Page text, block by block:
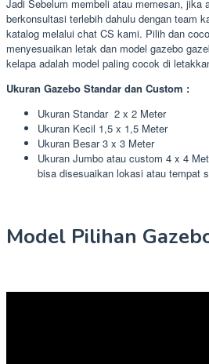
Jadi Sebelum membeli atau memesan, jika
berkonsultasi terlebih dahulu dengan team
katalog melalui chat CS kami. Pilih dan
menyesuaikan letak dan model gazebo
kelapa adalah model paling cocok di
Ukuran Gazebo Standar dan Custom :
Ukuran Standar 2 x 2 Meter
Ukuran Kecil 1,5 x 1,5 Meter
Ukuran Besar 3 x 3 Meter
Ukuran Jumbo atau custom 4 x 4
bisa disesuaikan lokasi atau tempat
Model Pilihan